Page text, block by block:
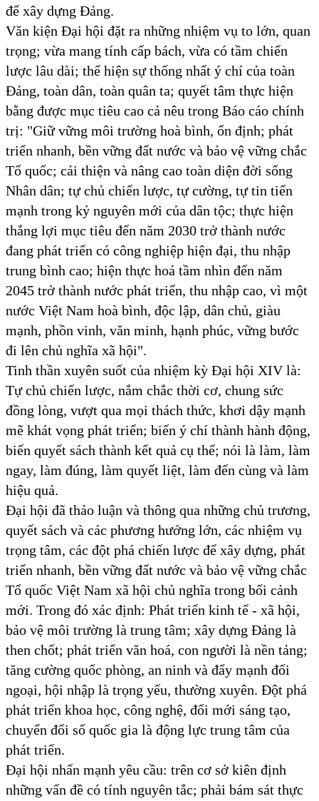
để xây dựng Đảng.
Văn kiện Đại hội đặt ra những nhiệm vụ to lớn, quan
trọng; vừa mang tính cấp bách, vừa có tầm chiến
lược lâu dài; thể hiện sự thống nhất ý chí của toàn
Đảng, toàn dân, toàn quân ta; quyết tâm thực hiện
bằng được mục tiêu cao cả nêu trong Báo cáo chính
trị: "Giữ vững môi trường hoà bình, ổn định; phát
triển nhanh, bền vững đất nước và bảo vệ vững chắc
Tổ quốc; cải thiện và nâng cao toàn diện đời sống
Nhân dân; tự chủ chiến lược, tự cường, tự tin tiến
mạnh trong kỷ nguyên mới của dân tộc; thực hiện
thắng lợi mục tiêu đến năm 2030 trở thành nước
đang phát triển có công nghiệp hiện đại, thu nhập
trung bình cao; hiện thực hoá tầm nhìn đến năm
2045 trở thành nước phát triển, thu nhập cao, vì một
nước Việt Nam hoà bình, độc lập, dân chủ, giàu
mạnh, phồn vinh, văn minh, hạnh phúc, vững bước
đi lên chủ nghĩa xã hội".
Tinh thần xuyên suốt của nhiệm kỳ Đại hội XIV là:
Tự chủ chiến lược, nắm chắc thời cơ, chung sức
đồng lòng, vượt qua mọi thách thức, khơi dậy mạnh
mẽ khát vọng phát triển; biến ý chí thành hành động,
biến quyết sách thành kết quả cụ thể; nói là làm, làm
ngay, làm đúng, làm quyết liệt, làm đến cùng và làm
hiệu quả.
Đại hội đã thảo luận và thông qua những chủ trương,
quyết sách và các phương hướng lớn, các nhiệm vụ
trọng tâm, các đột phá chiến lược để xây dựng, phát
triển nhanh, bền vững đất nước và bảo vệ vững chắc
Tổ quốc Việt Nam xã hội chủ nghĩa trong bối cảnh
mới. Trong đó xác định: Phát triển kinh tế - xã hội,
bảo vệ môi trường là trung tâm; xây dựng Đảng là
then chốt; phát triển văn hoá, con người là nền tảng;
tăng cường quốc phòng, an ninh và đẩy mạnh đối
ngoại, hội nhập là trọng yếu, thường xuyên. Đột phá
phát triển khoa học, công nghệ, đổi mới sáng tạo,
chuyển đổi số quốc gia là động lực trung tâm của
phát triển.
Đại hội nhấn mạnh yêu cầu: trên cơ sở kiên định
những vấn đề có tính nguyên tắc; phải bám sát thực